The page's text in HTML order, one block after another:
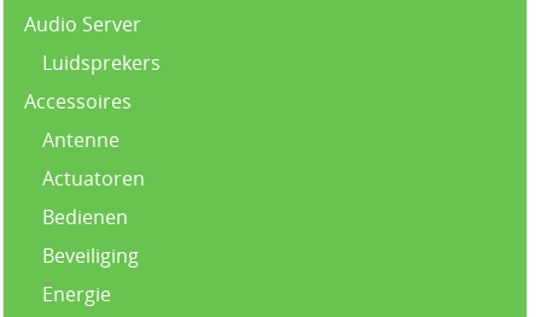
Audio Server
Luidsprekers
Accessoires
Antenne
Actuatoren
Bedienen
Beveiliging
Energie